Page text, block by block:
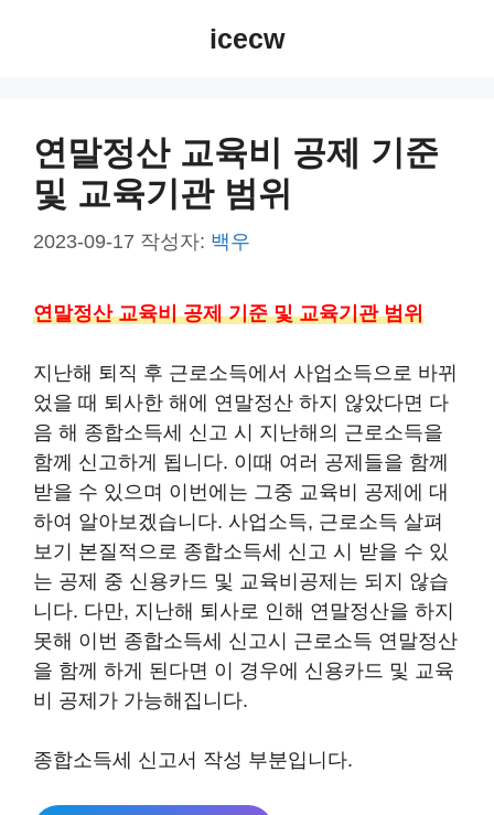
icecw
연말정산 교육비 공제 기준
및 교육기관 범위
2023-09-17 작성자: 백우
연말정산 교육비 공제 기준 및 교육기관 범위
지난해 퇴직 후 근로소득에서 사업소득으로 바뀌
었을 때 퇴사한 해에 연말정산 하지 않았다면 다
음 해 종합소득세 신고 시 지난해의 근로소득을
함께 신고하게 됩니다. 이때 여러 공제들을 함께
받을 수 있으며 이번에는 그중 교육비 공제에 대
하여 알아보겠습니다. 사업소득, 근로소득 살펴
보기 본질적으로 종합소득세 신고 시 받을 수 있
는 공제 중 신용카드 및 교육비공제는 되지 않습
니다. 다만, 지난해 퇴사로 인해 연말정산을 하지
못해 이번 종합소득세 신고시 근로소득 연말정산
을 함께 하게 된다면 이 경우에 신용카드 및 교육
비 공제가 가능해집니다.
종합소득세 신고서 작성 부분입니다.